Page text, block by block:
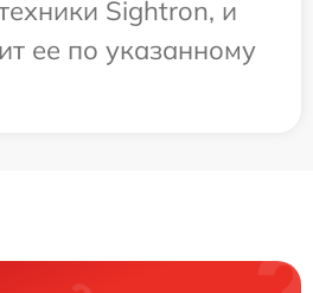
Sightron, и
ее по указанному